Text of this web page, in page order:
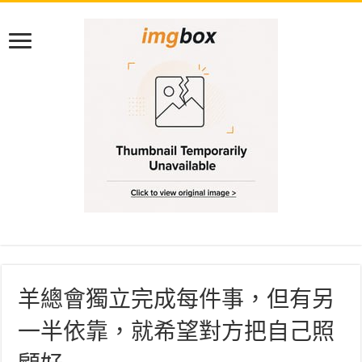
羊總會獨立完成每件事，但有另
一半依靠，就希望對方把自己照